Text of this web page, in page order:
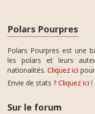
Polars Pourpres
Polars Pourpres est une
les polars et leurs
nationalités. Cliquez ici
Envie de stats ? Cliquez ici !
Sur le forum